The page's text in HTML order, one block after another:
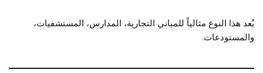
يُعد هذا النوع مثالياً للمباني التجارية، المدارس، المستشفيات،
والمستودعات.